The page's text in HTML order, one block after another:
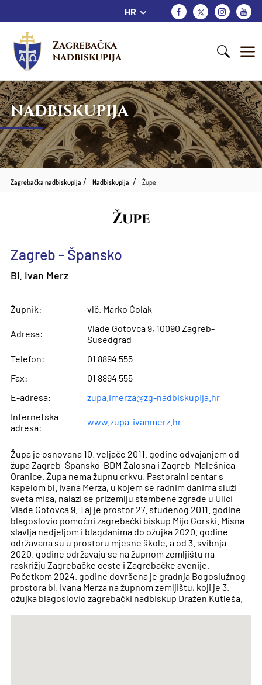
HR
Zagrebačka
nadbiskupija
NADBISKUPIJA
Zagrebačka nadbiskupija Nadbiskupija Župe
Župe
Zagreb - Špansko
Bl. Ivan Merz
Župnik: vlč. Marko Čolak
Adresa:
Vlade Gotovca 9, 10090 Zagreb-
Susedgrad
Telefon:
01 8894 555
Fax:
01 8894 555
E-adresa:
zupa.imerza@zg-nadbiskupija.hr
Internetska
adresa:
www.zupa-ivanmerz.hr
Župa je osnovana 10. veljače 2011. godine odvajanjem od
župa Zagreb–Špansko-BDM Žalosna i Zagreb–Malešnica-
Oranice. Župa nema župnu crkvu. Pastoralni centar s
kapelom bl. Ivana Merza, u kojem se radnim danima služi
sveta misa, nalazi se prizemlju stambene zgrade u Ulici
Vlade Gotovca 9. Taj je prostor 27. studenog 2011. godine
blagoslovio pomoćni zagrebački biskup Mijo Gorski. Misna
slavlja nedjeljom i blagdanima do ožujka 2020. godine
održavana su u prostoru mjesne škole, a od 3. svibnja
2020. godine održavaju se na župnom zemljištu na
raskrižju Zagrebačke ceste i Zagrebačke avenije.
Početkom 2024. godine dovršena je gradnja Bogoslužnog
prostora bl. Ivana Merza na župnom zemljištu, koji je 3.
ožujka blagoslovio zagrebački nadbiskup Dražen Kutleša.